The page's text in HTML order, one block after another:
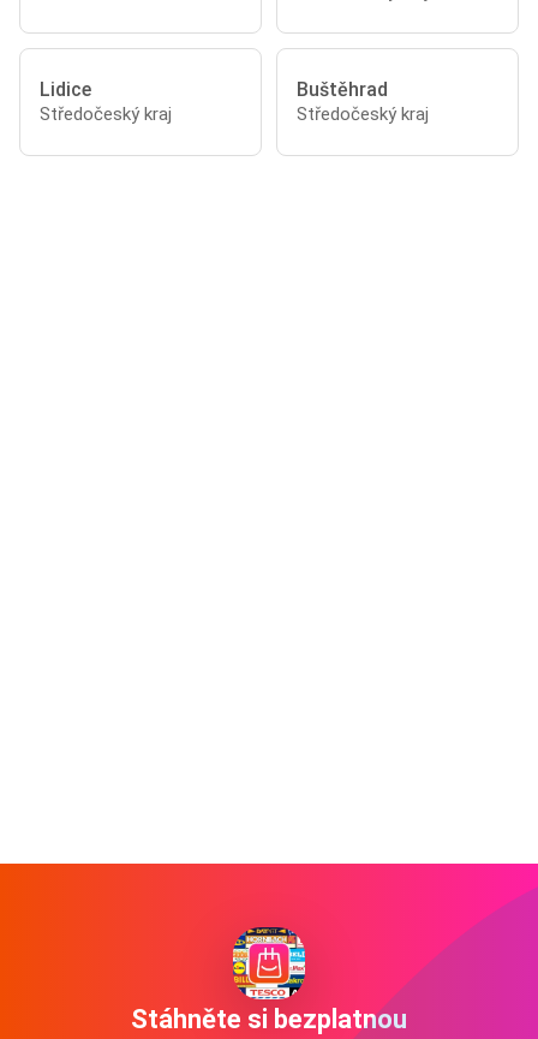
Lidice
Středočeský kraj
Buštěhrad
Středočeský kraj
Stáhněte si bezplatnou